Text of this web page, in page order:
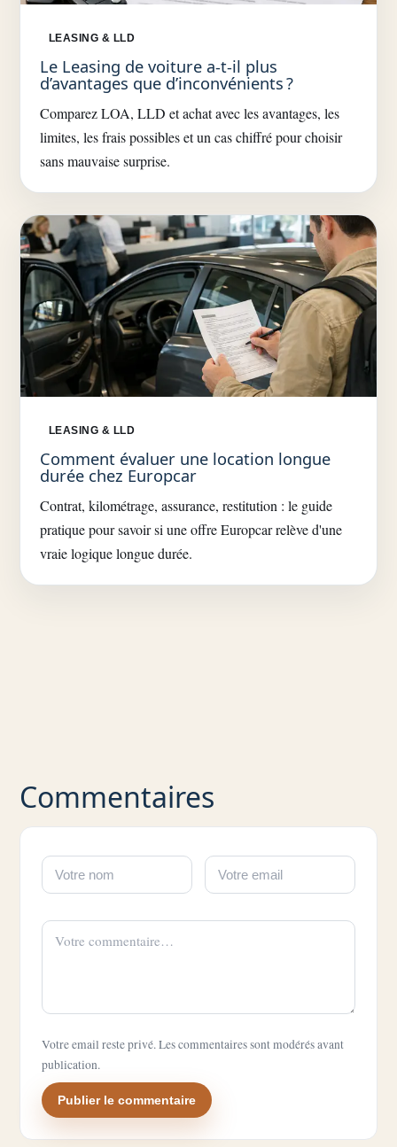
LEASING & LLD
Le Leasing de voiture a-t-il plus
d’avantages que d’inconvénients ?
Comparez LOA, LLD et achat avec les avantages, les
limites, les frais possibles et un cas chiffré pour choisir
sans mauvaise surprise.
LEASING & LLD
Comment évaluer une location longue
durée chez Europcar
Contrat, kilométrage, assurance, restitution : le guide
pratique pour savoir si une offre Europcar relève d'une
vraie logique longue durée.
Commentaires
Votre email reste privé. Les commentaires sont modérés avant
publication.
Publier le commentaire